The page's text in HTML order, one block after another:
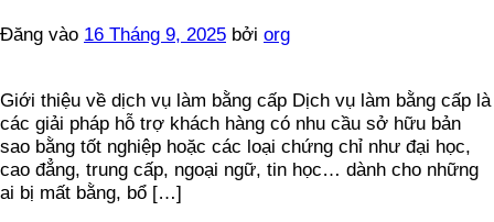
Đăng vào 16 Tháng 9, 2025 bởi org
Giới thiệu về dịch vụ làm bằng cấp Dịch vụ làm bằng cấp là
các giải pháp hỗ trợ khách hàng có nhu cầu sở hữu bản
sao bằng tốt nghiệp hoặc các loại chứng chỉ như đại học,
cao đẳng, trung cấp, ngoại ngữ, tin học… dành cho những
ai bị mất bằng, bổ […]